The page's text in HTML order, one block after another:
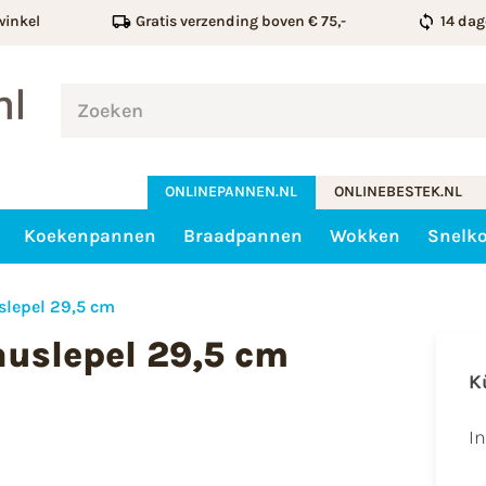
Gratis verzending boven € 75,- 14
ONLINEPANNEN.NL ONLINEBESTEK.NL
Koekenpannen Braadpannen Wokken
29,5 cm
29,5 cm